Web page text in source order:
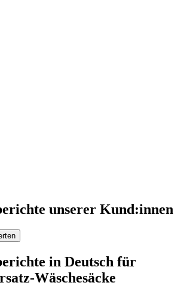
unserer Kund:innen
in Deutsch für
Wäschesäcke